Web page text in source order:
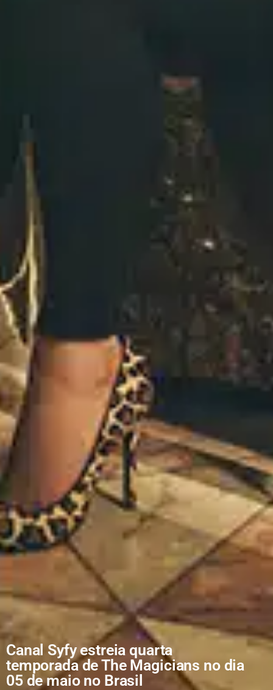
Canal Syfy estreia quarta
temporada de The Magicians no dia
05 de maio no Brasil